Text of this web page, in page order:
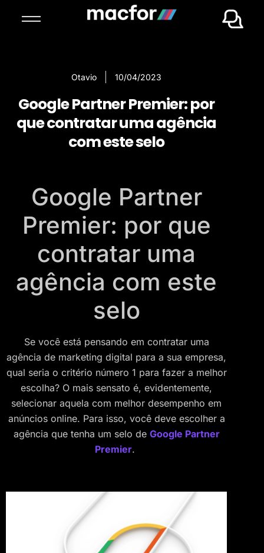
Otavio 10/04/2023
Google Partner Premier: por
que contratar uma agência
com este selo
Google Partner
Premier: por que
contratar uma
agência com este
selo
Se você está pensando em contratar uma
agência de marketing digital para a sua empresa,
qual seria o critério número 1 para fazer a melhor
escolha? O mais sensato é, evidentemente,
selecionar aquela com melhor desempenho em
anúncios online. Para isso, você deve escolher a
agência que tenha um selo de Google Partner
Premier.